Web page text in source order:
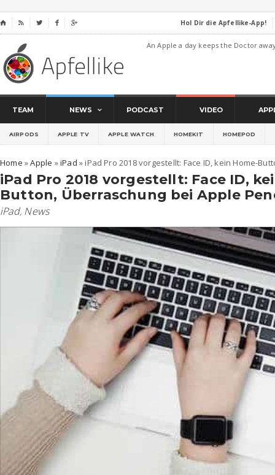
⌂     Hol Dir die Apfellike-App!
An Apple a day keeps the Doctor
TEAM NEWS PODCAST VIDEO
AIRPODS APPLE TV APPLE WATCH HOMEKIT HOMEPOD
Home »Apple »iPad » iPad Pro 2018 vorgestellt: Face ID, kein Home-
iPad Pro 2018 vorgestellt: Face ID,
Button, Überraschung bei Apple
iPad, News